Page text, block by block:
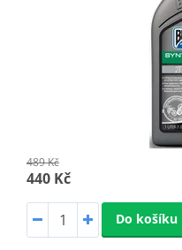
489 Kč
440 Kč
Do košíku